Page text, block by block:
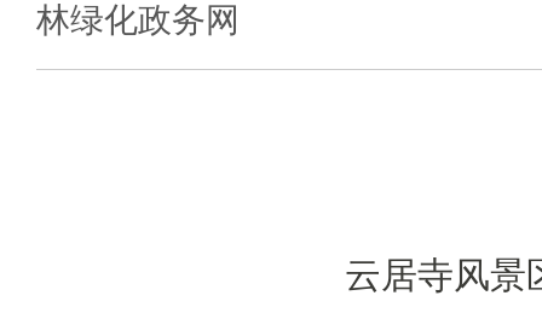
林绿化政务网
云居寺风景